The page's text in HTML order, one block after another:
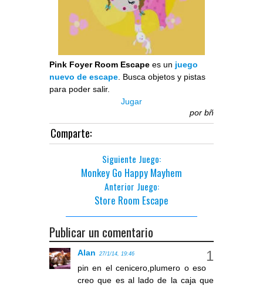
Pink Foyer Room Escape es un juego
nuevo de escape . Busca objetos y pistas
para poder salir.
Jugar
por bñ
Comparte:
Siguiente Juego:
Monkey Go Happy Mayhem
Anterior Juego:
Store Room Escape
Publicar un comentario
Alan 27/1/14, 19:46
pin en el cenicero,plumero o eso
creo que es al lado de la caja que